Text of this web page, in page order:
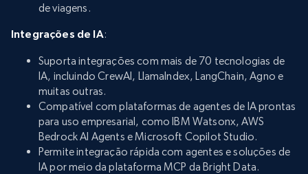
de viagens.
Integrações de IA:
Suporta integrações com mais de 70 tecnologias de
IA, incluindo CrewAI, LlamaIndex, LangChain, Agno e
muitas outras.
Compatível com plataformas de agentes de IA prontas
para uso empresarial, como IBM Watsonx, AWS
Bedrock AI Agents e Microsoft Copilot Studio.
Permite integração rápida com agentes e soluções de
IA por meio da plataforma MCP da Bright Data.